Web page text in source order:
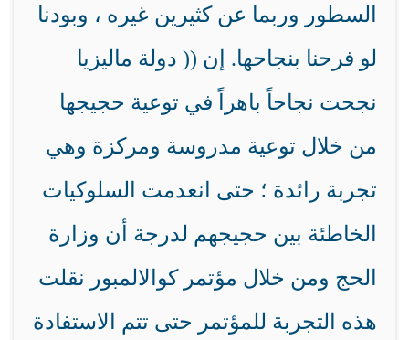
السطور وربما عن كثيرين غيره ، وبودنا
لو فرحنا بنجاحها. إن (( دولة ماليزيا
نجحت نجاحاً باهراً في توعية حجيجها
من خلال توعية مدروسة ومركزة وهي
تجربة رائدة ؛ حتى انعدمت السلوكيات
الخاطئة بين حجيجهم لدرجة أن وزارة
الحج ومن خلال مؤتمر كوالالمبور نقلت
هذه التجربة للمؤتمر حتى تتم الاستفادة